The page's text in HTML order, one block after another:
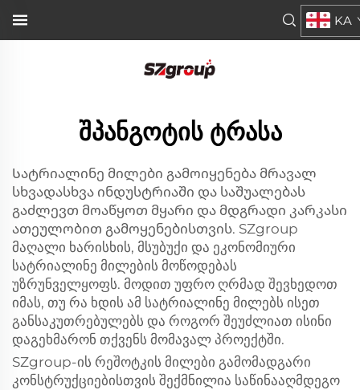
KA
შპანგოტის ტრასა
Სატრიალინე მილები გამოიყენება მრავალ
სხვადასხვა ინდუსტრიაში და საშუალებას
გაძლევთ მოაწყოთ მყარი და მდგრადი კარკასი
ათეულობით გამოყენებისთვის. SZgroup
მაღალი ხარისხის, მსუბუქი და ეკონომიური
სატრიალინე მილების მოწოდებას
უზრუნველყოფს. მოდით უფრო ღრმად შევხედოთ
იმას, თუ რა ხდის ამ სატრიალინე მილებს ისეთ
განსაკუთრებულებს და როგორ შეუძლიათ ისინი
დაგეხმარონ თქვენს მომავალ პროექტში.
SZgroup-ის რეშოტკის მილები გამომადგარი
კონსტრუქციებისთვის შექმნილია საწინააღმდეგო